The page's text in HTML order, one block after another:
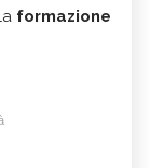
formazione